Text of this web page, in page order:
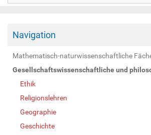
Navigation
Mathematisch-naturwissenschaftliche
Gesellschaftswissenschaftliche und
Ethik
Religionslehren
Geographie
Geschichte